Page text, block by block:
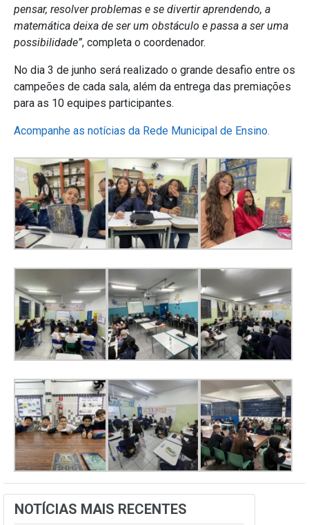
pensar, resolver problemas e se divertir aprendendo, a
matemática deixa de ser um obstáculo e passa a ser uma
possibilidade”, completa o coordenador.
No dia 3 de junho será realizado o grande desafio entre os
campeões de cada sala, além da entrega das premiações
para as 10 equipes participantes.
Acompanhe as notícias da Rede Municipal de Ensino.
NOTÍCIAS MAIS RECENTES